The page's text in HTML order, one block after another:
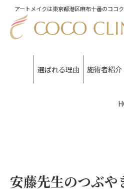
アートメイクは東京都港区麻布十番のココ
選ばれる理由 施術者紹介
安藤先生のつぶ